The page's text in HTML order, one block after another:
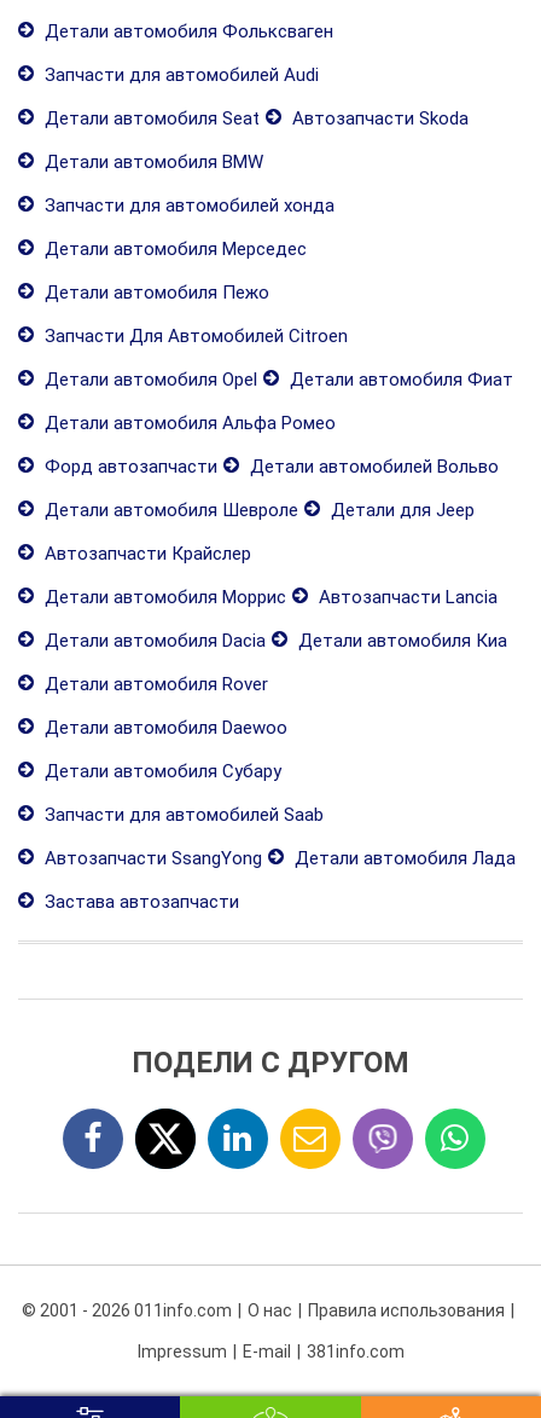
Детали автомобиля Фольксваген
Запчасти для автомобилей Audi
Детали автомобиля Seat
Автозапчасти Skoda
Детали автомобиля BMW
Запчасти для автомобилей хонда
Детали автомобиля Мерседес
Детали автомобиля Пежо
Запчасти Для Автомобилей Citroen
Детали автомобиля Opel
Детали автомобиля Фиат
Детали автомобиля Альфа Ромео
Форд автозапчасти
Детали автомобилей Вольво
Детали автомобиля Шевроле
Детали для Jeep
Автозапчасти Крайслер
Детали автомобиля Моррис
Автозапчасти Lancia
Детали автомобиля Dacia
Детали автомобиля Киа
Детали автомобиля Rover
Детали автомобиля Daewoo
Детали автомобиля Субару
Запчасти для автомобилей Saab
Автозапчасти SsangYong
Детали автомобиля Лада
Застава автозапчасти
ПОДЕЛИ С ДРУГОМ
© 2001 - 2026 011info.com О нас Правила использования
Impressum E-mail 381info.com